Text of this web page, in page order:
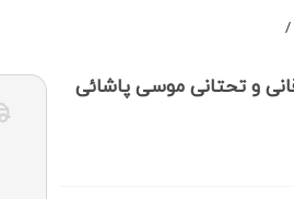
/
و تحتانی موسی پاشائی